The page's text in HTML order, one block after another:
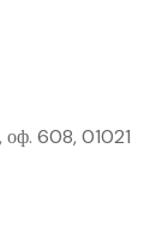
оф. 608, 01021